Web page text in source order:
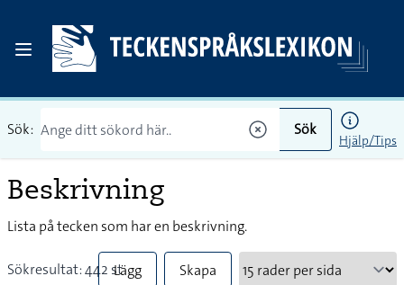
Sök: Sök
Hjälp/Tips
Beskrivning
Lista på tecken som har en beskrivning.
Sökresultat: 442 stLägg
Skapa